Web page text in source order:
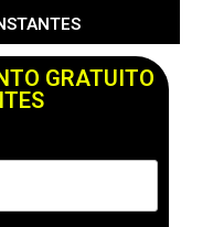
GRATUITO